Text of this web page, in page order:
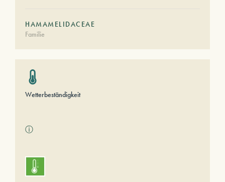
HAMAMELIDACEAE
Familie
Wetterbeständigkeit
ⓘ